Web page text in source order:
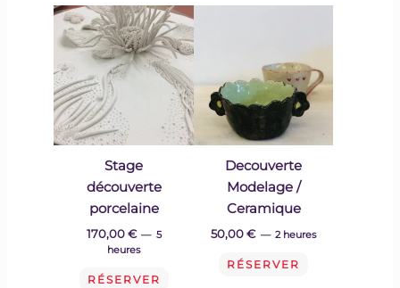
Stage
découverte
porcelaine
170,00€
5
heures
RÉSERVER
Decouverte
Modelage /
Ceramique
50,00€ 2 heures
RÉSERVER